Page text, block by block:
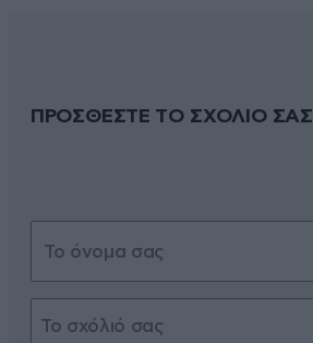
ΠΡΟΣΘΕΣΤΕ ΤΟ ΣΧΟΛΙΟ ΣΑΣ